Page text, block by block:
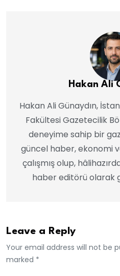
Hakan Ali
Hakan Ali Günaydın,
Fakültesi Gazetecilik
deneyime sahip bir
güncel haber, ekonomi
çalışmış olup,
haber editörü olarak
Leave a Reply
Your email address will not be
marked *